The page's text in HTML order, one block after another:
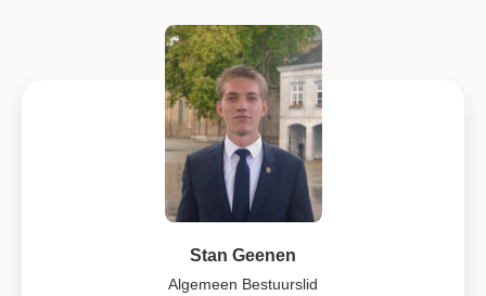
Stan Geenen
Algemeen Bestuurslid